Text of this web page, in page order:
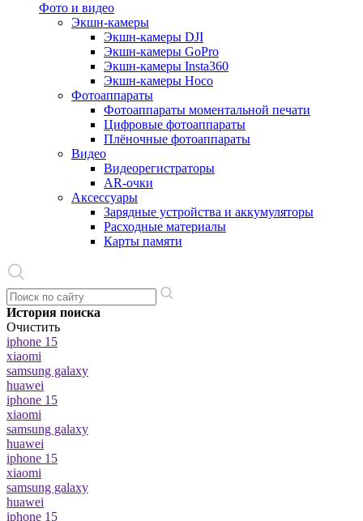
Фото и видео
Экшн-камеры
Экшн-камеры DJI
Экшн-камеры GoPro
Экшн-камеры Insta360
Экшн-камеры Hoco
Фотоаппараты
Фотоаппараты моментальной печати
Цифровые фотоаппараты
Плёночные фотоаппараты
Видео
Видеорегистраторы
AR-очки
Аксессуары
Зарядные устройства и аккумуляторы
Расходные материалы
Карты памяти
История поиска
Очистить
iphone 15
xiaomi
samsung galaxy
huawei
iphone 15
xiaomi
samsung galaxy
huawei
iphone 15
xiaomi
samsung galaxy
huawei
iphone 15